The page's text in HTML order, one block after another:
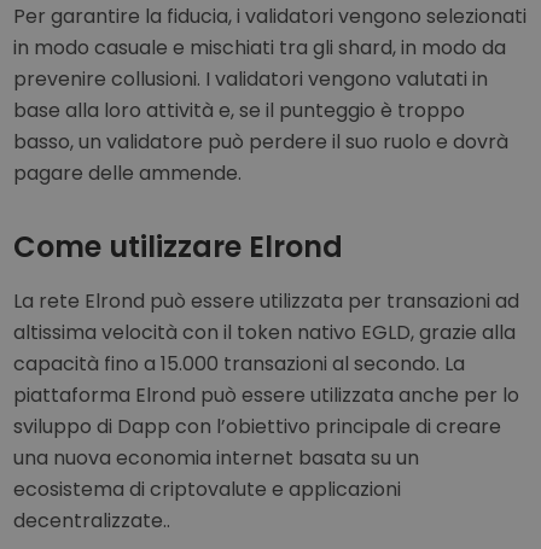
Per garantire la fiducia, i validatori vengono selezionati
in modo casuale e mischiati tra gli shard, in modo da
prevenire collusioni. I validatori vengono valutati in
base alla loro attività e, se il punteggio è troppo
basso, un validatore può perdere il suo ruolo e dovrà
pagare delle ammende.
Come utilizzare Elrond
La rete Elrond può essere utilizzata per transazioni ad
altissima velocità con il token nativo EGLD, grazie alla
capacità fino a 15.000 transazioni al secondo. La
piattaforma Elrond può essere utilizzata anche per lo
sviluppo di Dapp con l’obiettivo principale di creare
una nuova economia internet basata su un
ecosistema di criptovalute e applicazioni
decentralizzate..